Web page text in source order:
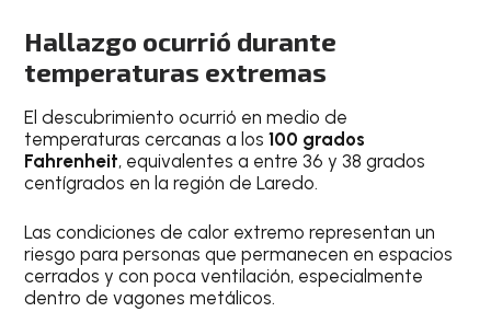
Hallazgo ocurrió durante
temperaturas extremas
El descubrimiento ocurrió en medio de
temperaturas cercanas a los100 grados
Fahrenheit, equivalentes a entre 36 y 38 grados
centígrados en la región de Laredo.
Las condiciones de calor extremo representan un
riesgo para personas que permanecen en espacios
cerrados y con poca ventilación, especialmente
dentro de vagones metálicos.